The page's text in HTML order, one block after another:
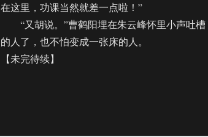
在这里，功课当然就差一点啦！”
“又胡说。”曹鹤阳埋在朱云峰怀里小声吐槽
的人了，也不怕变成一张床的人。
【未完待续】